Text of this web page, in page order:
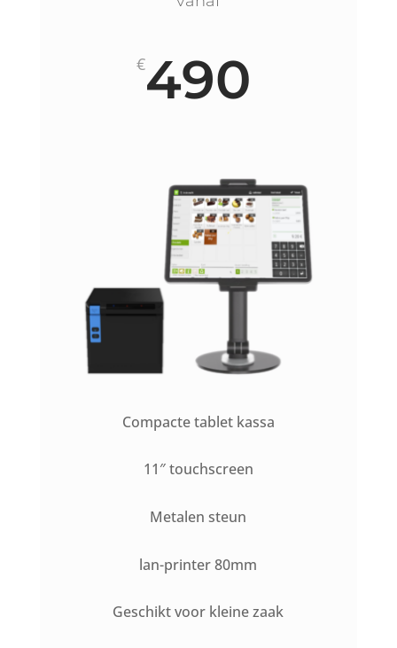
€490
Compacte tablet kassa
11″ touchscreen
Metalen steun
lan-printer 80mm
Geschikt voor kleine zaak